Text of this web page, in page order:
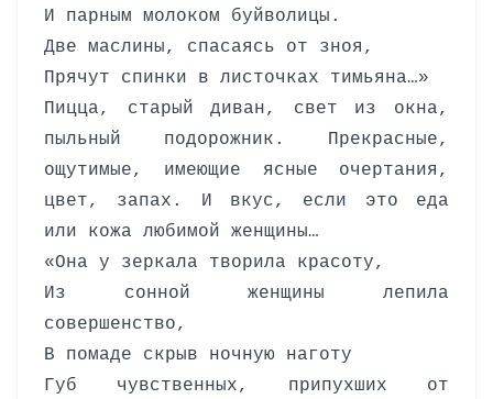
И парным молоком буйволицы.
Две маслины, спасаясь от зноя,
Прячут спинки в листочках тимьяна…»
Пицца, старый диван, свет из окна,
пыльный подорожник. Прекрасные,
ощутимые, имеющие ясные очертания,
цвет, запах. И вкус, если это еда
или кожа любимой женщины…
«Она у зеркала творила красоту,
Из сонной женщины лепила
совершенство,
В помаде скрыв ночную наготу
Губ чувственных, припухших от